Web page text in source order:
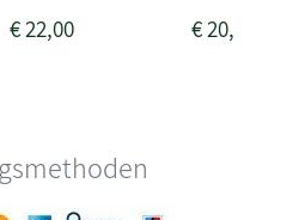
€22,00 €20,00